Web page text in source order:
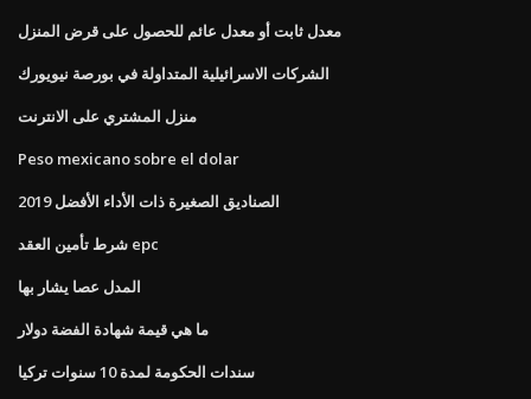
معدل ثابت أو معدل عائم للحصول على قرض المنزل
الشركات الاسرائيلية المتداولة في بورصة نيويورك
منزل المشتري على الانترنت
Peso mexicano sobre el dolar
الصناديق الصغيرة ذات الأداء الأفضل 2019
شرط تأمين العقد epc
المدل عصا يشار بها
ما هي قيمة شهادة الفضة دولار
سندات الحكومة لمدة 10 سنوات تركيا